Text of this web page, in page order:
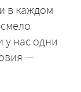
в каждом
у нас одни
—